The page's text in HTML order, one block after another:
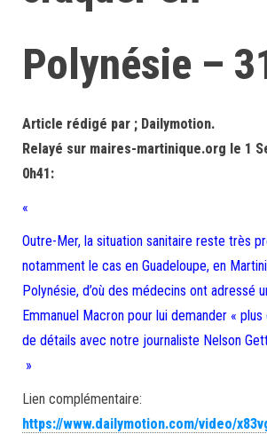
Polynésie –
Article rédigé par ; Dailymotion.
Relayé sur maires-martinique.org le 1
0h41:
«
Outre-Mer, la situation sanitaire reste très
notamment le cas en Guadeloupe, en
Polynésie, d’où des médecins ont adressé
Emmanuel Macron pour lui demander «
de détails avec notre journaliste Nelson
»
Lien complémentaire:
https://www.dailymotion.com/video/